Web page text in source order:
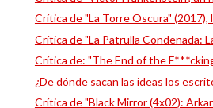
Crítica de "La Torre Oscura" (2017),
Crítica de "La Patrulla Condenada:
Crítica de: "The End of the
¿De dónde sacan las ideas los
Crítica de "Black Mirror (4x02):